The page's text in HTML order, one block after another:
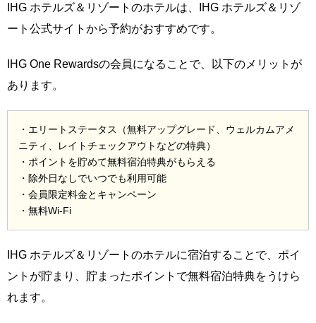
IHG ホテルズ＆リゾートのホテルは、IHG ホテルズ＆リゾ
ート公式サイトから予約がおすすめです。
IHG One Rewardsの会員になることで、以下のメリットが
あります。
・エリートステータス（無料アップグレード、ウェルカムアメ
ニティ、レイトチェックアウトなどの特典）
・ポイントを貯めて無料宿泊特典がもらえる
・除外日なしでいつでも利用可能
・会員限定料金とキャンペーン
・無料Wi-Fi
IHG ホテルズ＆リゾートのホテルに宿泊することで、ポイ
ントが貯まり、貯まったポイントで無料宿泊特典をうけら
れます。